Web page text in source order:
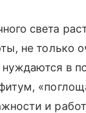
света
не только
в
и